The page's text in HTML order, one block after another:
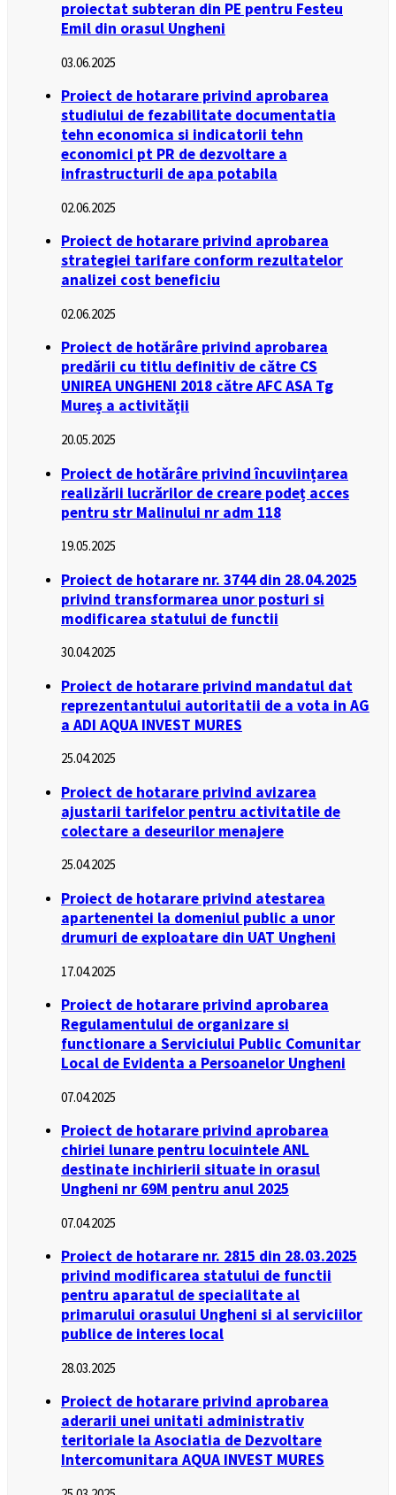
proiectat subteran din PE pentru Festeu
Emil din orasul Ungheni
03.06.2025
Proiect de hotarare privind aprobarea
studiului de fezabilitate documentatia
tehn economica si indicatorii tehn
economici pt PR de dezvoltare a
infrastructurii de apa potabila
02.06.2025
Proiect de hotarare privind aprobarea
strategiei tarifare conform rezultatelor
analizei cost beneficiu
02.06.2025
Proiect de hotărâre privind aprobarea
predării cu titlu definitiv de către CS
UNIREA UNGHENI 2018 către AFC ASA Tg
Mureș a activității
20.05.2025
Proiect de hotărâre privind încuviințarea
realizării lucrărilor de creare podeț acces
pentru str Malinului nr adm 118
19.05.2025
Proiect de hotarare nr. 3744 din 28.04.2025
privind transformarea unor posturi si
modificarea statului de functii
30.04.2025
Proiect de hotarare privind mandatul dat
reprezentantului autoritatii de a vota in AG
a ADI AQUA INVEST MURES
25.04.2025
Proiect de hotarare privind avizarea
ajustarii tarifelor pentru activitatile de
colectare a deseurilor menajere
25.04.2025
Proiect de hotarare privind atestarea
apartenentei la domeniul public a unor
drumuri de exploatare din UAT Ungheni
17.04.2025
Proiect de hotarare privind aprobarea
Regulamentului de organizare si
functionare a Serviciului Public Comunitar
Local de Evidenta a Persoanelor Ungheni
07.04.2025
Proiect de hotarare privind aprobarea
chiriei lunare pentru locuintele ANL
destinate inchirierii situate in orasul
Ungheni nr 69M pentru anul 2025
07.04.2025
Proiect de hotarare nr. 2815 din 28.03.2025
privind modificarea statului de functii
pentru aparatul de specialitate al
primarului orasului Ungheni si al serviciilor
publice de interes local
28.03.2025
Proiect de hotarare privind aprobarea
aderarii unei unitati administrativ
teritoriale la Asociatia de Dezvoltare
Intercomunitara AQUA INVEST MURES